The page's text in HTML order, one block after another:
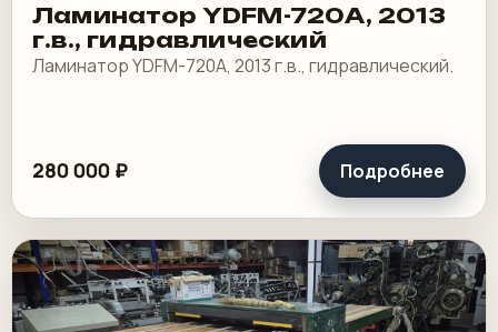
Ламинатор YDFM-720А, 2013
г.в., гидравлический
Ламинатор YDFM-720А, 2013 г.в., гидравлический.
280 000 ₽ Подробнее